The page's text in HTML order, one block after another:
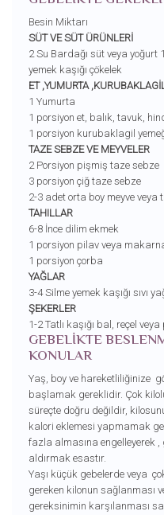
Besin Miktarı
SÜT VE SÜT ÜRÜNLERİ
2 Su Bardağı süt veya yoğurt
yemek kaşığı çökelek
ET ,YUMURTA
1 Yumurta
1 porsiyon et, balık, tavuk,
1 porsiyon kurubaklagil
TAZE SEBZE VE MEYVELER
2 Porsiyon pişmiş taze sebze
3 porsiyon çiğ taze sebze
2-3 adet orta boy meyve veya
TAHILLAR
6-8 İnce dilim ekmek
1 porsiyon pilav veya
1 porsiyon çorba
YAĞLAR
3-4 Silme yemek kaşığı sıvı
ŞEKERLER
1-2 Tatlı kaşığı bal, reçel
GEBELİKTE
KONULAR
Yaş, boy ve hareketliliğinize
başlamak gereklidir. Çok
süreçte doğru değildir,
kalori eklemesi yapmamak
fazla almasına engelleyerek
aldırmak esastır.
Yaşı küçük gebelerde veya
gereken kilonun sağlanması
gereksinimin karşılanması